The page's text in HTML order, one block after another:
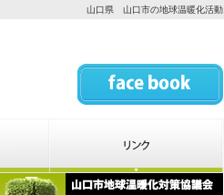
山口県 山口市の地球温暖化活動